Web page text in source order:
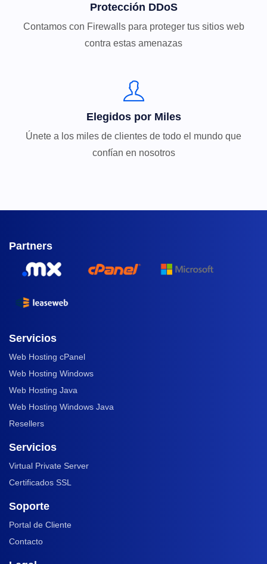
Protección DDoS
Contamos con Firewalls para proteger tus sitios web
contra estas amenazas
Elegidos por Miles
Únete a los miles de clientes de todo el mundo que
confían en nosotros
Partners
Servicios
Web Hosting cPanel
Web Hosting Windows
Web Hosting Java
Web Hosting Windows Java
Resellers
Servicios
Virtual Private Server
Certificados SSL
Soporte
Portal de Cliente
Contacto